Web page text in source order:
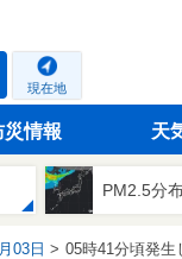
現在地
災情報 天
PM2.5分
03日 05時41分頃発生